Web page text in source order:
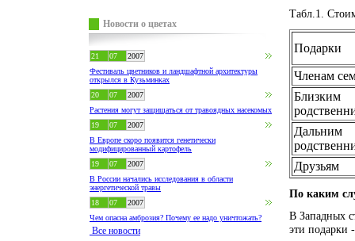
Новости о цветах
21 07
2007
Фестиваль цветников и ландшафтной архитектуры
открылся в Кузьминках
20
07
2007
Растения могут защищаться от травоядных насекомых
19
07
2007
В Европе скоро появится генетически
модифицированный картофель
19
07
2007
В России начались исследования в области
энергетической травы
18
07
2007
Чем опасна амброзия? Почему ее надо уничтожать?
Все новости
Табл.1.
Подарки
Членам
Близким
Дальним
Друзьям
По каким
В Западных
эти подарки